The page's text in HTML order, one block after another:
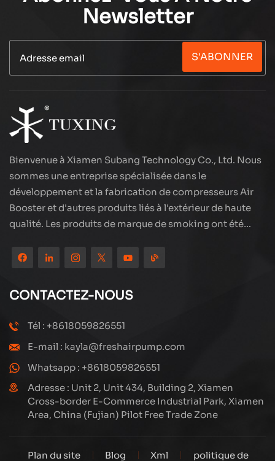
Newsletter
S'ABONNER
Bienvenue à Xiamen Subang Technology Co., Ltd. Nous
sommes une entreprise spécialisée dans le
développement et la fabrication de compresseurs Air
Booster et d'autres produits liés à l'extérieur de haute
qualité. Les produits de marque de smoking ont été
située dans les beaux paysages de la ville côtière -
Xiamen, nos produits sont exportés vers plus de 80 pays
et régions, avec une excellente qualité a remporté une
large réputation internationale. La technologie Subang
a une équipe de vente professionnelle et un système de
étudions toujours comment mettre à niveau en continu
nos produits grâce à l'innovation pour répondre aux
besoins croissants des clients. Le principal se
concentre sur la production et la fabrication de
compresseurs à haute pression, sa conception
CONTACTEZ-NOUS
Tél : +8618059826551
E-mail : kayla@freshairpump.com
Whatsapp : +8618059826551
Adresse : Unit 2, Unit 434, Building 2, Xiamen
Cross-border E-Commerce Industrial Park, Xiamen
Area, China (Fujian) Pilot Free Trade Zone
Plan du site Blog Xml politique de